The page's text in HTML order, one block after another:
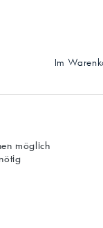
Im
möglich